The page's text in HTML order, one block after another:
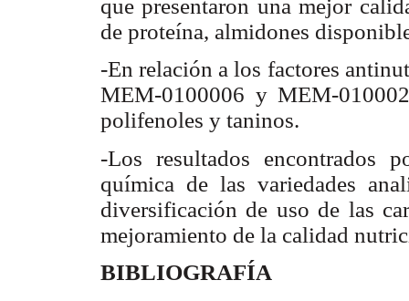
que presentaron una mejor
de proteína, almidones
-En relación a los factores
MEM-0100006 y MEM-
polifenoles y taninos.
-Los resultados encontrados
química de las variedades
diversificación de uso de las
mejoramiento de la calidad
BIBLIOGRAFÍA